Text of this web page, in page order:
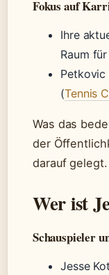
Fokus auf
Ihre
Raum
Petkovic
(Tennis
Was das
der
darauf gelegt.
Wer ist
Schauspieler
Jesse